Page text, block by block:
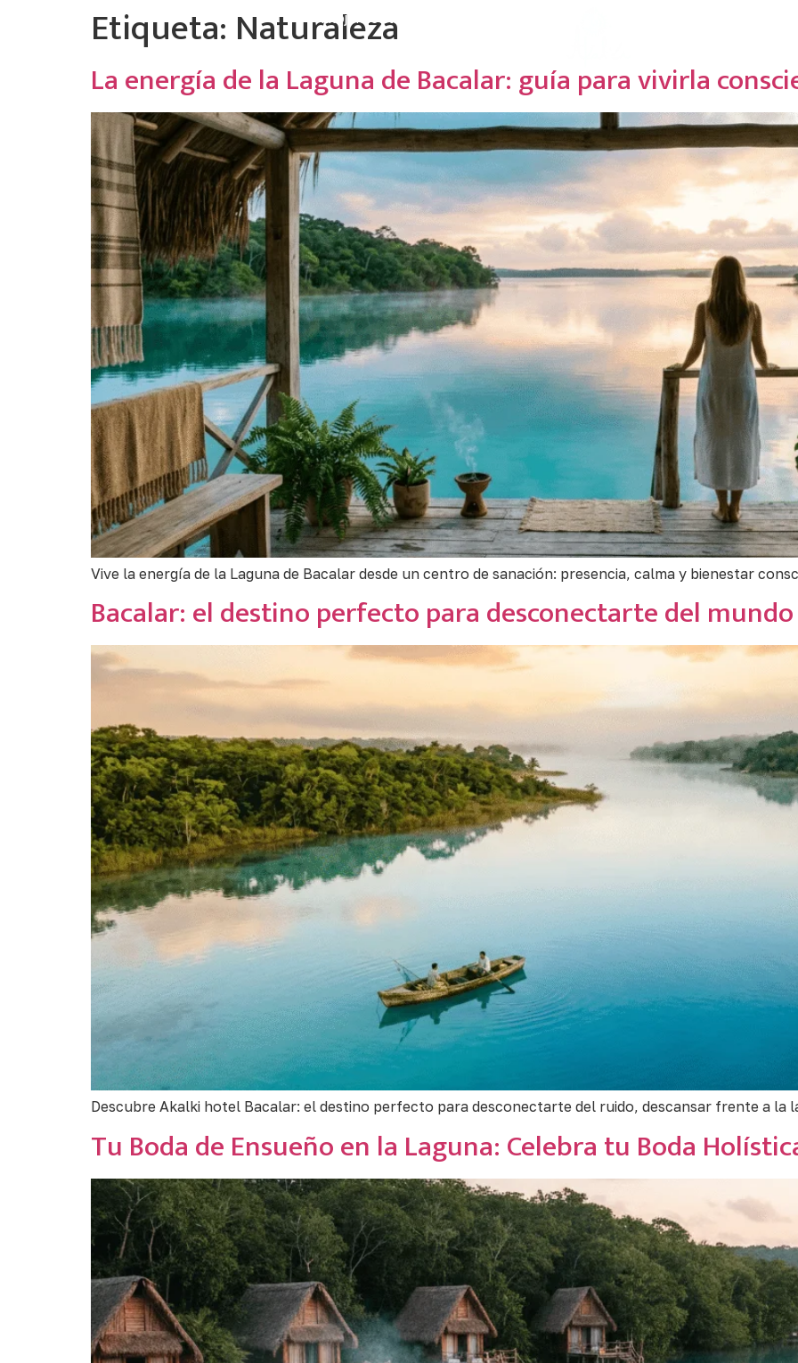
Alojamientos
Etiqueta: Naturaleza
La energía de la Laguna de Bacalar: guía para vivirla
Vive la energía de la Laguna de Bacalar desde un centro de sanación: presencia, calma y bienestar
Bacalar: el destino perfecto para desconectarte del
Descubre Akalki hotel Bacalar: el destino perfecto para desconectarte del ruido, descansar frente a la
Tu Boda de Ensueño en la Laguna: Celebra tu Boda